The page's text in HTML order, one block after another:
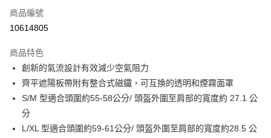
Google Pay
宅配
每筆NT$130，滿NT$10,000(含以上)免運費
宅配 - 安全帽
每筆NT$170
商品編號
10614805
商品特色
創新的氣流設計有效減少空氣阻力
齊平遮陽板帶附有整合式磁鐵，可互換的透明和煙霧面罩
S/M 型適合頭圍約55-58公分/ 頭盔外圍至肩部的寬度約 27.1 公
分
L/XL 型適合頭圍約59-61公分/ 頭盔外圍至肩部的寬度約28.5 公